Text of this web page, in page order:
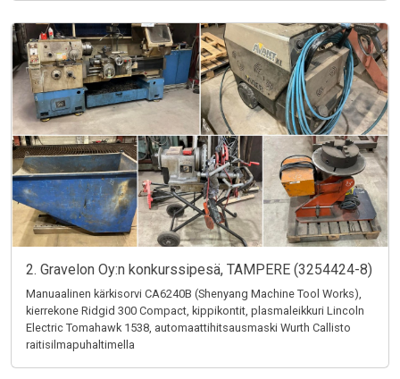
2. Gravelon Oy:n konkurssipesä, TAMPERE (3254424-8)
Manuaalinen kärkisorvi CA6240B (Shenyang Machine Tool Works),
kierrekone Ridgid 300 Compact, kippikontit, plasmaleikkuri Lincoln
Electric Tomahawk 1538, automaattihitsausmaski Wurth Callisto
raitisilmapuhaltimella